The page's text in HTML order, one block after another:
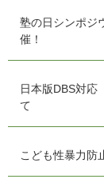
塾の日シンポジ
催！
日本版DBS対
て
こども性暴力防